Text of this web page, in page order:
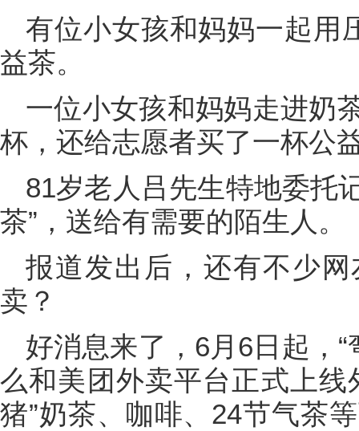
有位小女孩和妈妈一起用
益茶。
一位小女孩和妈妈走进奶
杯，还给志愿者买了一杯公
81岁老人吕先生特地委托
茶”，送给有需要的陌生人。
报道发出后，还有不少
卖？
好消息来了，6月6日起，
么和美团外卖平台正式上线
猪”奶茶、咖啡、24节气茶